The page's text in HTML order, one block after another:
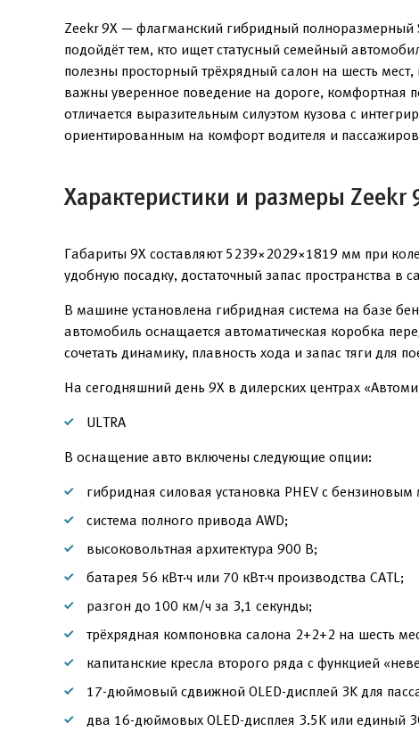
Zeekr 9X — флагманский гибридный полноразмерный
подойдёт тем, кто ищет статусный семейный
полезны просторный трёхрядный салон на шесть
важны уверенное поведение на дороге, комфортная
отличается выразительным силуэтом кузова с
ориентированным на комфорт водителя и
Характеристики и размеры Zeekr
Габариты 9X составляют 5239×2029×1819 мм при
удобную посадку, достаточный запас пространства в
В машине установлена гибридная система на базе
автомобиль оснащается автоматическая коробка
сочетать динамику, плавность хода и запас тяги для
На сегодняшний день 9X в дилерских центрах
ULTRA
В оснащение авто включены следующие опции:
гибридная силовая установка PHEV с
система полного привода AWD;
высоковольтная архитектура 900 В;
батарея 56 кВт·ч или 70 кВт·ч производства CATL;
разгон до 100 км/ч за 3,1 секунды;
трёхрядная компоновка салона 2+2+2 на шесть
капитанские кресла второго ряда с функцией
17-дюймовый сдвижной OLED-дисплей 3K для
два 16-дюймовых OLED-дисплея 3.5K или единый